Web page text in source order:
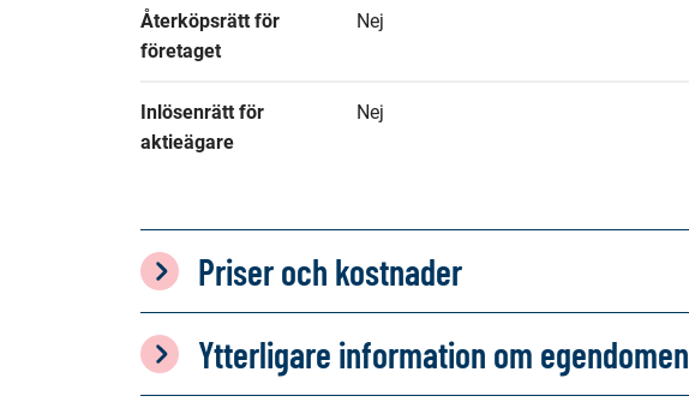
Återköpsrätt för
företaget
Nej
Inlösenrätt för
aktieägare
Nej
Priser och kostnader
Ytterligare information om egendomen